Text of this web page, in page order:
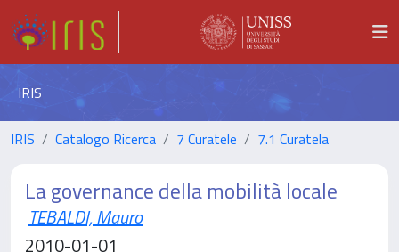
IRIS
IRIS Catalogo Ricerca 7 Curatele 7.1 Curatela
La governance della mobilità locale
TEBALDI, Mauro
2010-01-01